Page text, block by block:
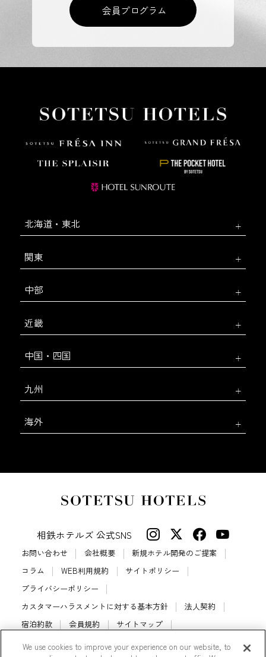
会員プログラム
北海道・東北
関東
中部
近畿
中国・四国
九州
海外
相鉄ホテルズ 公式SNS
お問い合わせ 会社概要
新規ホテル開発のご提案
コラム
WEB利用規約
サイトポリシー
プライバシーポリシー
カスタマーハラスメントに対する基本方針
法人契約
宿泊約款
会員規約
サイトマップ
相鉄ホテルズ パートナーホテル加盟募集のご案内
採用情報
We use cookies to improve your experience on our website, to